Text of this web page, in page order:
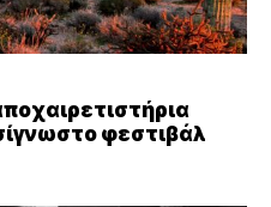
φεστιβάλ